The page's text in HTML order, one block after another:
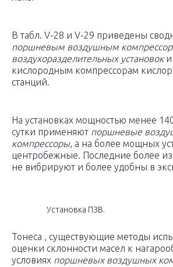
В табл. V-28 и V-29 приведены
поршневым воздушным
воздухоразделительных установоки
кислородным компрессорам
станций.
На установках мощностью менее
сутки применяют поршневые
компрессоры, а на более мощных
центробежные. Последние более
не вибрируют и более удобны в
Установка ПЗВ.
Тонеса , существующие методы
оценки склонности масел к
условиях поршневых воздушных